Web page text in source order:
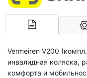
Vermeiren V200
инвалидная коляска,
комфорта и